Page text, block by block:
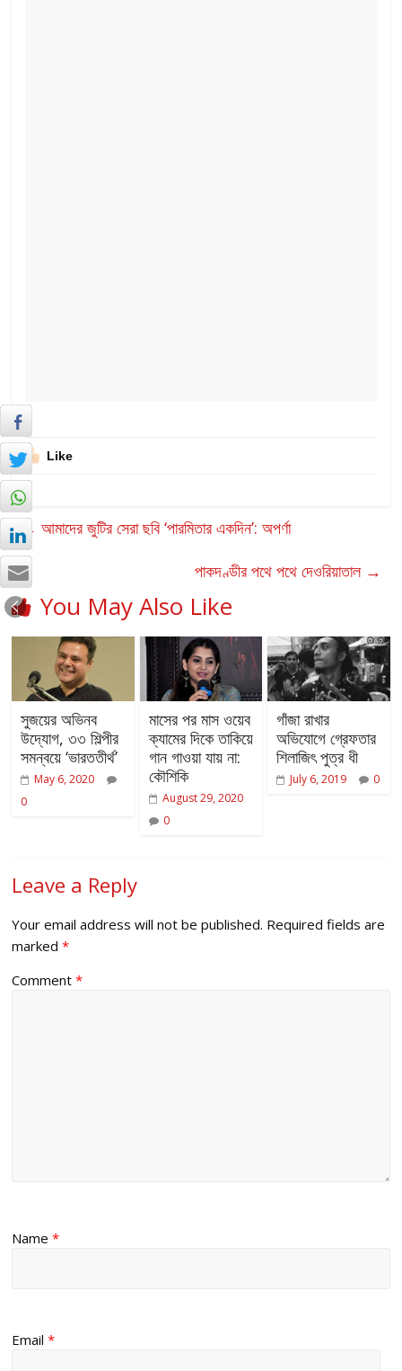
Like
← আমাদের জুটির সেরা ছবি ‘পারমিতার একদিন’: অপর্ণা
পাকদণ্ডীর পথে পথে দেওরিয়াতাল →
You May Also Like
সুজয়ের অভিনব
উদ্যোগ, ৩৩ শিল্পীর
সমন্বয়ে ‘ভারততীর্থ’
May 6, 2020
0
মাসের পর মাস ওয়েব
ক্যামের দিকে তাকিয়ে
গান গাওয়া যায় না:
কৌশিকি
August 29, 2020
0
গাঁজা রাখার
অভিযোগে গ্রেফতার
শিলাজিৎ পুত্র ধী
July 6, 2019 0
Leave a Reply
Your email address will not be published. Required fields are
marked*
Comment*
Name*
Email*